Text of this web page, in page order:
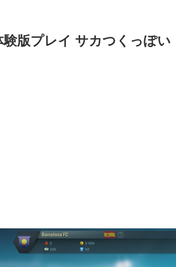
版プレイ サカつくっぽい